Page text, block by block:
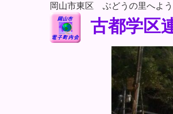
岡山市東区 ぶどうの里へよう
古都学区